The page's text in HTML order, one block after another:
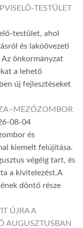
TESTÜLET
testület, ahol
és lakóövezeti
önkormányzat
a lehető
új fejlesztéseket
08-04
és
kiemelt felújítása.
végéig tart, és
a kivitelezést.A
döntő része
ÚJRA A
AUGUSZTUSBAN